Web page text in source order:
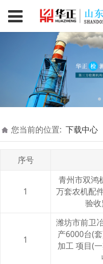
您当前的位置: 下载中心
序号
1
青州市双鸿
万套农机配
验
1
潍坊市前卫
产6000台(
加工 项目(